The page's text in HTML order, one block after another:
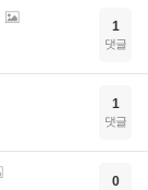
1
댓글
1
댓글
0